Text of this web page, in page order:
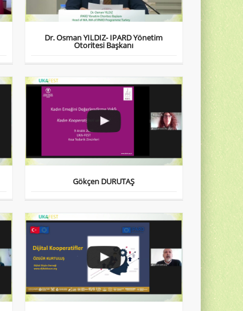
Dr. Osman YILDIZ- IPARD Yönetim
Otoritesi Başkanı
Gökçen DURUTAŞ